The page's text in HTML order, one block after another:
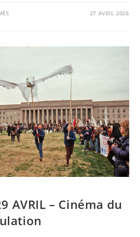
SUR
SOIRÉE
COURTS-
DOCUMENTAIRES
27 AVRIL 2026
AVRIL – Cinéma du